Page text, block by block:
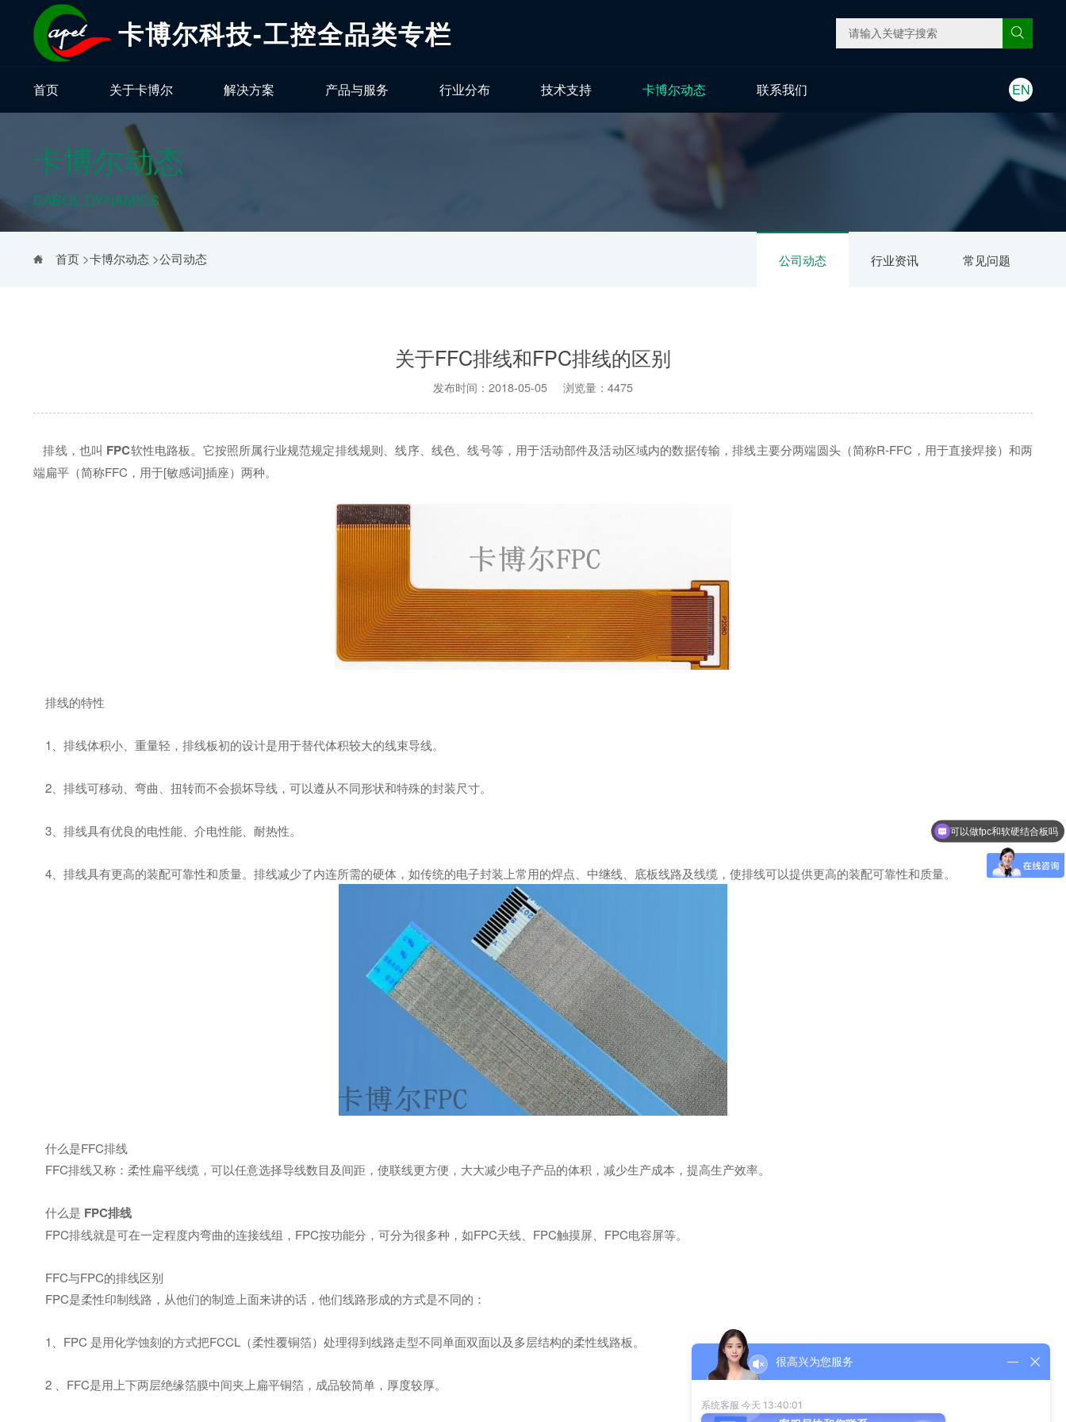
卡博尔科技-工控全品类专栏
首页 关于卡博尔 解决方案 产品与服务 行业分布 技术支持 卡博尔动态 联系我们 EN
卡博尔动态
CABOL DYNAMICS
公司动态 行业资讯 常见问题
首页>卡博尔动态>公司动态
关于FFC排线和FPC排线的区别
发布时间：2018-05-05 浏览量：4475
排线，也叫 FPC软性电路板。它按照所属行业规范规定排线规则、线序、线色、线号等，用于活动部件及活动区域内的数据传输，排线主要分两端圆头（简称R-FFC，用于直接焊接）和两
端扁平（简称FFC，用于[敏感词]插座）两种。
排线的特性
1、排线体积小、重量轻，排线板初的设计是用于替代体积较大的线束导线。
2、排线可移动、弯曲、扭转而不会损坏导线，可以遵从不同形状和特殊的封装尺寸。
3、排线具有优良的电性能、介电性能、耐热性。
4、排线具有更高的装配可靠性和质量。排线减少了内连所需的硬体，如传统的电子封装上常用的焊点、中继线、底板线路及线缆，使排线可以提供更高的装配可靠性和质量。
什么是FFC排线
FFC排线又称：柔性扁平线缆，可以任意选择导线数目及间距，使联线更方便，大大减少电子产品的体积，减少生产成本，提高生产效率。
什么是 FPC排线
FPC排线就是可在一定程度内弯曲的连接线组，FPC按功能分，可分为很多种，如FPC天线、FPC触摸屏、FPC电容屏等。
FFC与FPC的排线区别
FPC是柔性印制线路，从他们的制造上面来讲的话，他们线路形成的方式是不同的：
1、FPC 是用化学蚀刻的方式把FCCL（柔性覆铜箔）处理得到线路走型不同单面双面以及多层结构的柔性线路板。
2 、FFC是用上下两层绝缘箔膜中间夹上扁平铜箔，成品较简单，厚度较厚。
可以做fpc和软硬结合板吗